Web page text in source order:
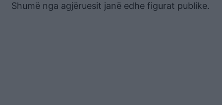
Shumë nga agjëruesit janë edhe figurat publike.